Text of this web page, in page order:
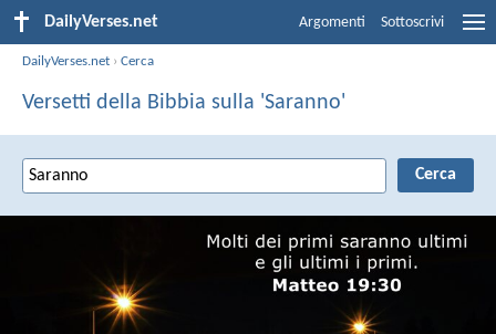
DailyVerses.net Argomenti Sottoscrivi
DailyVerses.net ›Cerca
Versetti della Bibbia sulla 'Saranno'